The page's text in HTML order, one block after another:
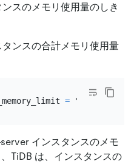
スのメモリ使用量のしき
ンスの合計メモリ使用量
= "32GB";
インスタンスのメモ
TiDB は、インスタンスの